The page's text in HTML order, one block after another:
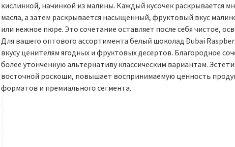
кислинкой, начинкой из малины. Каждый кусочек раскрывается
масла, а затем раскрывается насыщенный, фруктовый вкус
или нежное пюре. Это сочетание оставляет после себя чистое,
Для вашего оптового ассортимента белый шоколад Dubai
вкусу ценителям ягодных и фруктовых десертов. Благородное
более утончённую альтернативу классическим вариантам.
восточной роскоши, повышает воспринимаемую ценность
форматов и премиального сегмента.